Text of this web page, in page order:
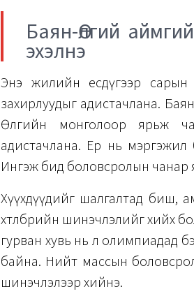
Баян-Өлгий
эхэлнэ
Энэ жилийн есдүгээр сарын
захирлуудыг адистачлана.
Өлгийн монголоор ярьж
адистачлана. Ер нь
Ингэж бид боловсролын чанар
Хүүхдүүдийг шалгалтад биш,
хөтөлбөрийн шинэчлэлийг
гурван хувь нь л олимпиадад
байна. Нийт массын
шинэчлэлээр хийнэ.